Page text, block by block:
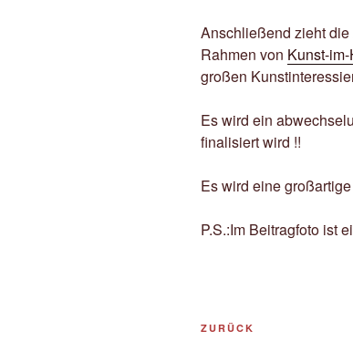
Anschließend zieht
Rahmen von Kunst-
großen
Es wird ein
finalisiert wird !!
Es wird eine
P.S.:Im Beitragfoto ist
Post
Vorheriger
ZURÜCK